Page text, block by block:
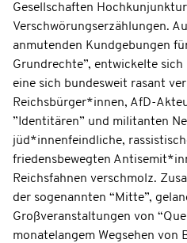
Gesellschaften
Verschwörungserzählungen.
anmutenden Kundgebungen
Grundrechte”, entwickelte
eine sich bundesweit rasant
Reichsbürger*innen, AfD-
”Identitären” und militanten
jüd*innenfeindliche,
friedensbewegten
Reichsfahnen verschmolz.
der sogenannten “Mitte”,
Großveranstaltungen von
monatelangem Wegsehen von